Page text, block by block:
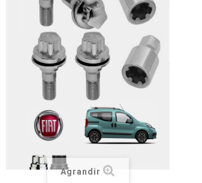
Agrandir